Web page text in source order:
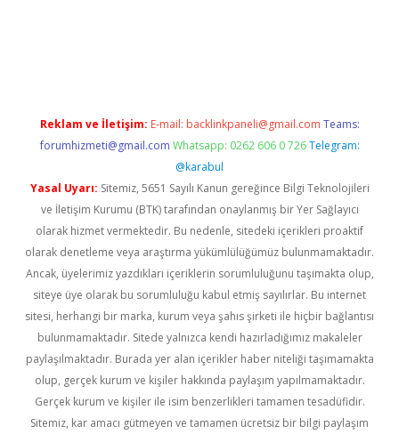
Reklam ve İletişim: E-mail: backlinkpaneli@gmail.com Teams:
forumhizmeti@gmail.com Whatsapp: 0262 606 0 726 Telegram:
@karabul
Yasal Uyarı: Sitemiz, 5651 Sayılı Kanun gereğince Bilgi Teknolojileri
ve İletişim Kurumu (BTK) tarafından onaylanmış bir Yer Sağlayıcı
olarak hizmet vermektedir. Bu nedenle, sitedeki içerikleri proaktif
olarak denetleme veya araştırma yükümlülüğümüz bulunmamaktadır.
Ancak, üyelerimiz yazdıkları içeriklerin sorumluluğunu taşımakta olup,
siteye üye olarak bu sorumluluğu kabul etmiş sayılırlar. Bu internet
sitesi, herhangi bir marka, kurum veya şahıs şirketi ile hiçbir bağlantısı
bulunmamaktadır. Sitede yalnızca kendi hazırladığımız makaleler
paylaşılmaktadır. Burada yer alan içerikler haber niteliği taşımamakta
olup, gerçek kurum ve kişiler hakkında paylaşım yapılmamaktadır.
Gerçek kurum ve kişiler ile isim benzerlikleri tamamen tesadüfidir.
Sitemiz, kar amacı gütmeyen ve tamamen ücretsiz bir bilgi paylaşım